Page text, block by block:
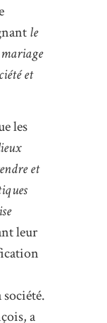
le
et
les
et
leur
société.
a